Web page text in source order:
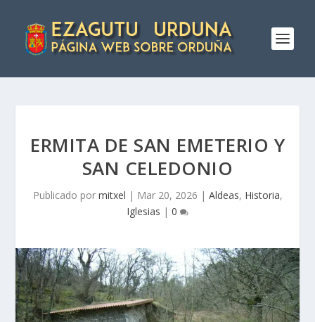
ERMITA DE SAN EMETERIO Y
SAN CELEDONIO
Publicado por mitxel | Mar 20, 2026 | Aldeas, Historia,
Iglesias | 0